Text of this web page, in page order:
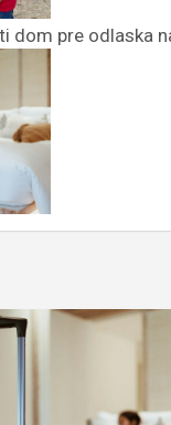
dom pre odlaska